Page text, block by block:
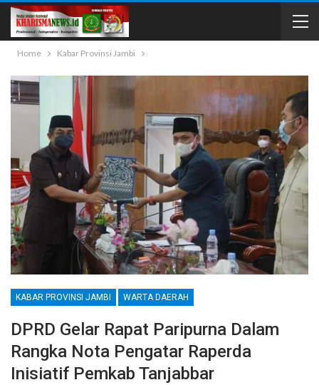
Home Kabar Provinsi Jambi
KABAR PROVINSI JAMBI WARTA DAERAH
DPRD Gelar Rapat Paripurna Dalam
Rangka Nota Pengatar Raperda
Inisiatif Pemkab Tanjabbar